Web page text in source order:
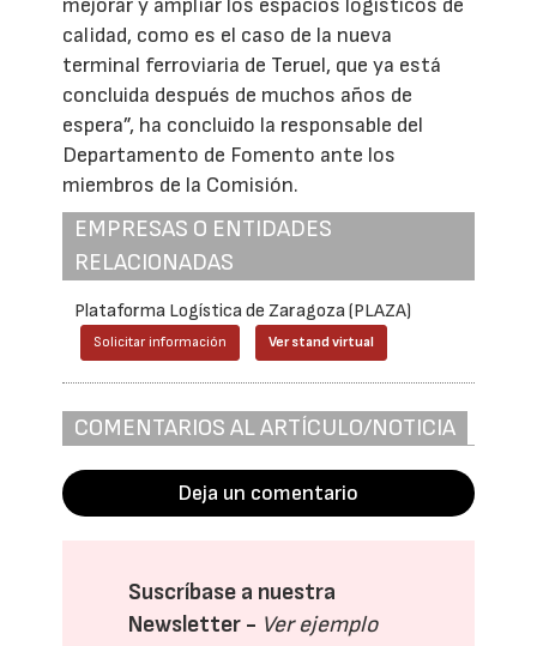
mejorar y ampliar los espacios logísticos de
calidad, como es el caso de la nueva
terminal ferroviaria de Teruel, que ya está
concluida después de muchos años de
espera”, ha concluido la responsable del
Departamento de Fomento ante los
miembros de la Comisión.
EMPRESAS O ENTIDADES
RELACIONADAS
Plataforma Logística de Zaragoza (PLAZA)
Solicitar información Ver stand virtual
COMENTARIOS AL ARTÍCULO/NOTICIA
Deja un comentario
Suscríbase a nuestra
Newsletter - Ver ejemplo